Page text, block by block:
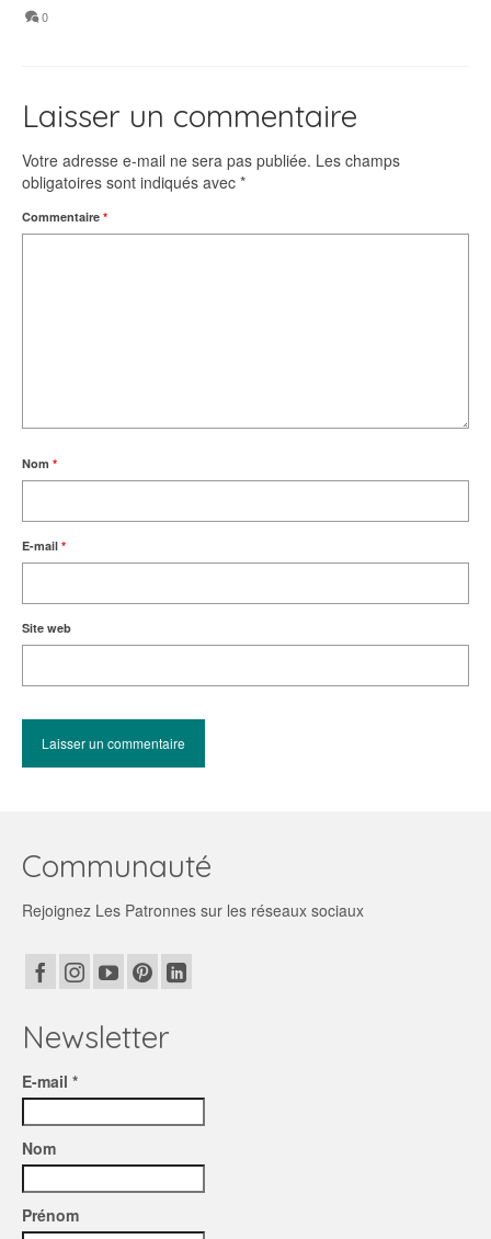
0
Laisser un commentaire
Votre adresse e-mail ne sera pas publiée. Les champs
obligatoires sont indiqués avec *
Commentaire *
Nom *
E-mail *
Site web
Communauté
Rejoignez Les Patronnes sur les réseaux sociaux
Newsletter
E-mail *
Nom
Prénom